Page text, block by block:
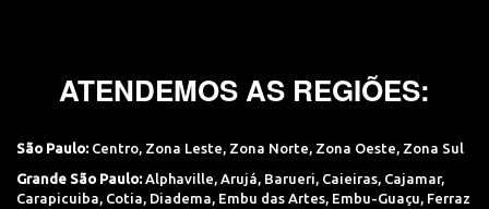
ATENDEMOS AS REGIÕES:
São Paulo: Centro Zona Leste Zona Norte Zona Oeste Zona Sul
Grande São Paulo: Alphaville, Arujá, Barueri, Caieiras, Cajamar,
Carapicuiba, Cotia, Diadema, Embu das Artes, Embu-Guaçu, Ferraz